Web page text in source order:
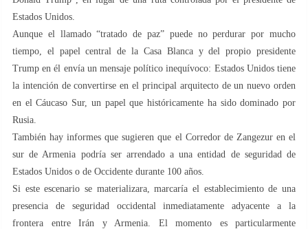
Estados Unidos.
Aunque el llamado “tratado de paz” puede no perdurar por mucho
tiempo, el papel central de la Casa Blanca y del propio presidente
Trump en él envía un mensaje político inequívoco: Estados Unidos tiene
la intención de convertirse en el principal arquitecto de un nuevo orden
en el Cáucaso Sur, un papel que históricamente ha sido dominado por
Rusia.
También hay informes que sugieren que el Corredor de Zangezur en el
sur de Armenia podría ser arrendado a una entidad de seguridad de
Estados Unidos o de Occidente durante 100 años.
Si este escenario se materializara, marcaría el establecimiento de una
presencia de seguridad occidental inmediatamente adyacente a la
frontera entre Irán y Armenia. El momento es particularmente